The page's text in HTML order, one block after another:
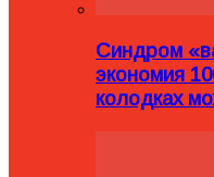
Синдром
экономия
колодках